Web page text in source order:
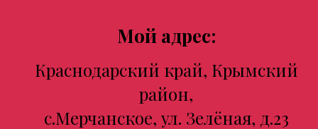
Мой адрес:
Краснодарский край, Крымский
район,
с.Мерчанское, ул. Зелёная, д.23